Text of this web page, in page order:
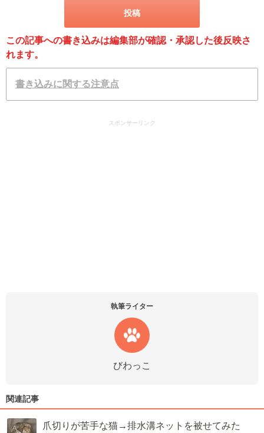
この記事への書き込みは編集部が確認・承認した後反映さ
れます。
書き込みに関する注意点
スポンサーリンク
執筆ライター
びわっこ
関連記事
爪切りが苦手な猫→排水溝ネットを被せてみた